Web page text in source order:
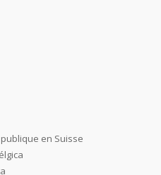
en Suisse